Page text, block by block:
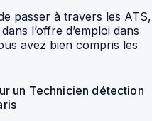
passer à travers les ATS,
l’offre d’emploi dans
avez bien compris les
un Technicien détection